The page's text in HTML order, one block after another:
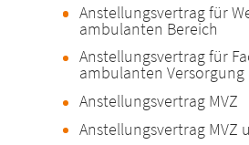
Anstellungsvertrag für
ambulanten Bereich
Anstellungsvertrag für
ambulanten Versorgung
Anstellungsvertrag MVZ
Anstellungsvertrag MVZ